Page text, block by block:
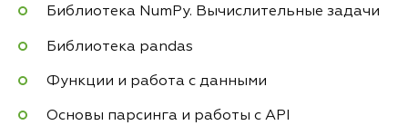
Библиотека NumPy. Вычислительные задачи
Библиотека pandas
Функции и работа с данными
Основы парсинга и работы с API